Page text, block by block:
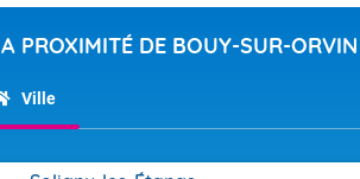
Pour la
Tendance
A PROXIMITÉ DE BOUY-SUR-ORVIN
Ville
Très
sur les